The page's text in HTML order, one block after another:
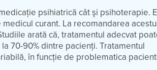
psihiatrică cât şi psihoterapie.
curant. La recomandarea
arată că, tratamentul adecvat
70-90% dintre pacienţi. Tratamentul
în funcţie de problematica